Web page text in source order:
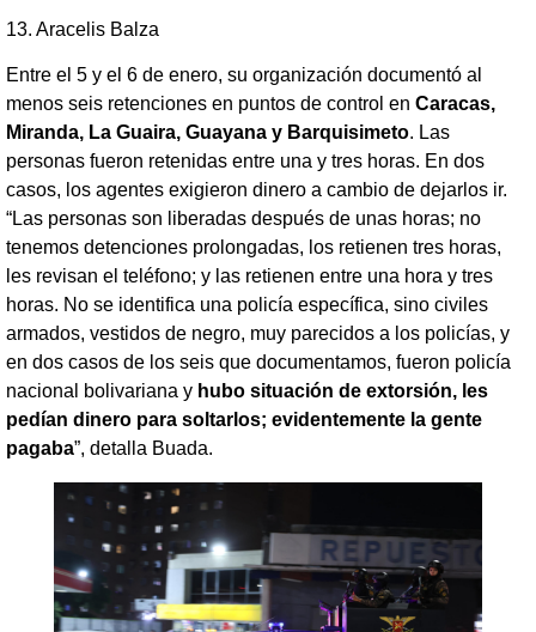
13. Aracelis Balza
Entre el 5 y el 6 de enero, su organización documentó al
menos seis retenciones en puntos de control en Caracas,
Miranda, La Guaira, Guayana y Barquisimeto. Las
personas fueron retenidas entre una y tres horas. En dos
casos, los agentes exigieron dinero a cambio de dejarlos ir.
“Las personas son liberadas después de unas horas; no
tenemos detenciones prolongadas, los retienen tres horas,
les revisan el teléfono; y las retienen entre una hora y tres
horas. No se identifica una policía específica, sino civiles
armados, vestidos de negro, muy parecidos a los policías, y
en dos casos de los seis que documentamos, fueron policía
nacional bolivariana y hubo situación de extorsión, les
pedían dinero para soltarlos; evidentemente la gente
pagaba”, detalla Buada.